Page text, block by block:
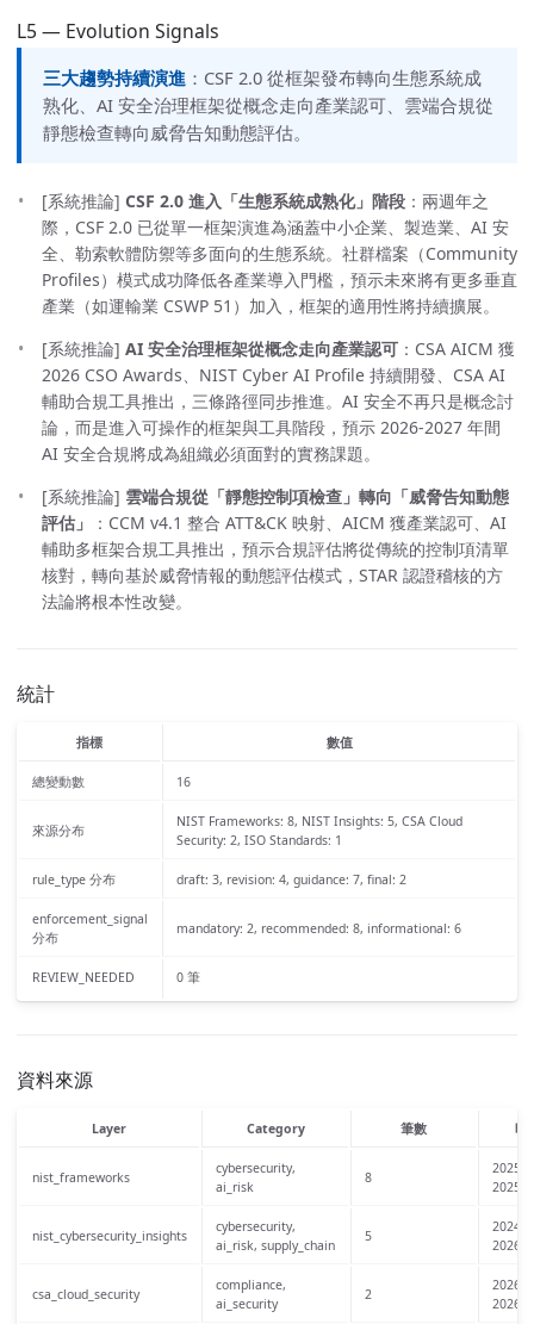
L5 — Evolution Signals
三大趨勢持續演進 ：CSF 2.0 從框架發布轉向生態系統成
熟化、AI 安全治理框架從概念走向產業認可、雲端合規從
靜態檢查轉向威脅告知動態評估。
[系統推論] CSF 2.0 進入「生態系統成熟化」階段 ：兩週年之
際，CSF 2.0 已從單一框架演進為涵蓋中小企業、製造業、AI 安
全、勒索軟體防禦等多面向的生態系統。社群檔案（Community
Profiles）模式成功降低各產業導入門檻，預示未來將有更多垂直
產業（如運輸業 CSWP 51）加入，框架的適用性將持續擴展。
[系統推論] AI 安全治理框架從概念走向產業認可 ：CSA AICM 獲
2026 CSO Awards、NIST Cyber AI Profile 持續開發、CSA AI
輔助合規工具推出，三條路徑同步推進。AI 安全不再只是概念討
論，而是進入可操作的框架與工具階段，預示 2026-2027 年間
AI 安全合規將成為組織必須面對的實務課題。
[系統推論] 雲端合規從「靜態控制項檢查」轉向「威脅告知動態
評估」
：CCM v4.1 整合 ATT&CK 映射、AICM 獲產業認可、AI
輔助多框架合規工具推出，預示合規評估將從傳統的控制項清單
核對，轉向基於威脅情報的動態評估模式，STAR 認證稽核的方
法論將根本性改變。
統計
指標 數值
總變動數 16
來源分布
NIST Frameworks: 8, NIST Insights: 5, CSA Cloud
Security: 2, ISO Standards: 1
rule_type 分布 draft: 3, revision: 4, guidance: 7, final: 2
enforcement_signal
分布
mandatory: 2, recommended: 8, informational: 6
REVIEW_NEEDED 0 筆
資料來源
Layer Category 筆數 時
nist_frameworks
cybersecurity,
ai_risk
8
2025-
2025-
nist_cybersecurity_insights
cybersecurity,
ai_risk, supply_chain
5
2024-
2026-
csa_cloud_security
compliance,
ai_security
2
2026-
2026-